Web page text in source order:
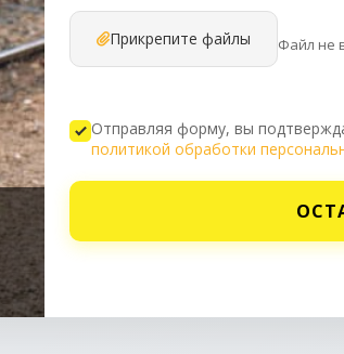
Прикрепите файлы Файл не
Отправляя форму, вы
политикой обработки